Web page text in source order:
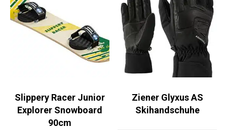
Slippery Racer Junior
Explorer Snowboard
Ziener Glyxus AS